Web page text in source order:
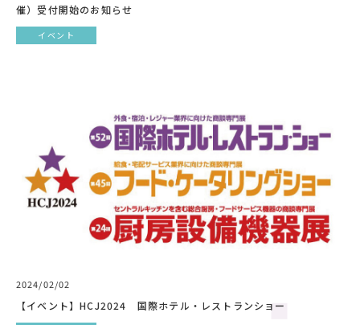
催）受付開始のお知らせ
イベント
2024/02/02
【イベント】HCJ2024 国際ホテル・レストランショー